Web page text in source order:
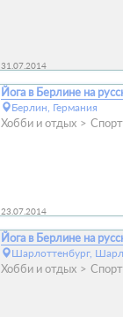
31.07.2014
Йога в Берлине на
Берлин, Германия
Хобби и отдых Спорт
23.07.2014
Йога в Берлине на
Шарлоттенбург,
Хобби и отдых Спорт